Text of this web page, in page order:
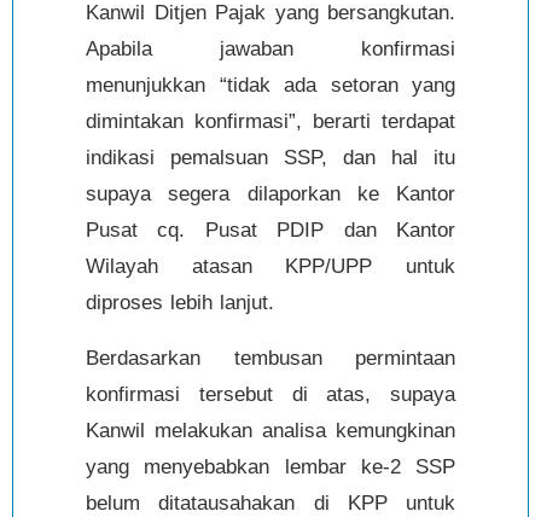
Kanwil Ditjen Pajak yang bersangkutan.
Apabila jawaban konfirmasi
menunjukkan “tidak ada setoran yang
dimintakan konfirmasi”, berarti terdapat
indikasi pemalsuan SSP, dan hal itu
supaya segera dilaporkan ke Kantor
Pusat cq. Pusat PDIP dan Kantor
Wilayah atasan KPP/UPP untuk
diproses lebih lanjut.
Berdasarkan tembusan permintaan
konfirmasi tersebut di atas, supaya
Kanwil melakukan analisa kemungkinan
yang menyebabkan lembar ke-2 SSP
belum ditatausahakan di KPP untuk